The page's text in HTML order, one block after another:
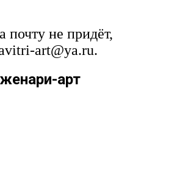
почту не придёт,
art@ya.ru.
арт